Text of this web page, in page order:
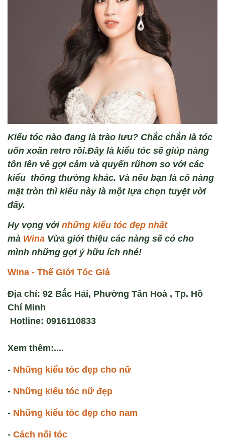
Kiểu tóc nào đang là trào lưu? Chắc chắn là tóc
uốn xoăn retro rồi.Đây là kiểu tóc sẽ giúp nàng
tôn lên vẻ gợi cảm và quyến rũhơn so với các
kiểu thông thường khác. Và nếu bạn là cô nàng
mặt tròn thì kiểu này là một lựa chọn tuyệt vời
đấy.
Hy vọng với những kiểu tóc đẹp nhất
mà Wina Vừa giới thiệu các nàng sẽ có cho
mình những gợi ý hữu ích nhé!
Wina - Thế Giới Tóc Giả
Địa chỉ: 92 Bắc Hải, Phường Tân Hoà , Tp. Hồ
Chí Minh
Hotline: 0916110833
Xem thêm:....
- Những kiểu tóc đẹp cho nữ
- Những kiểu tóc nữ đẹp
- Những kiểu tóc đẹp cho nam
- Cách nối tóc